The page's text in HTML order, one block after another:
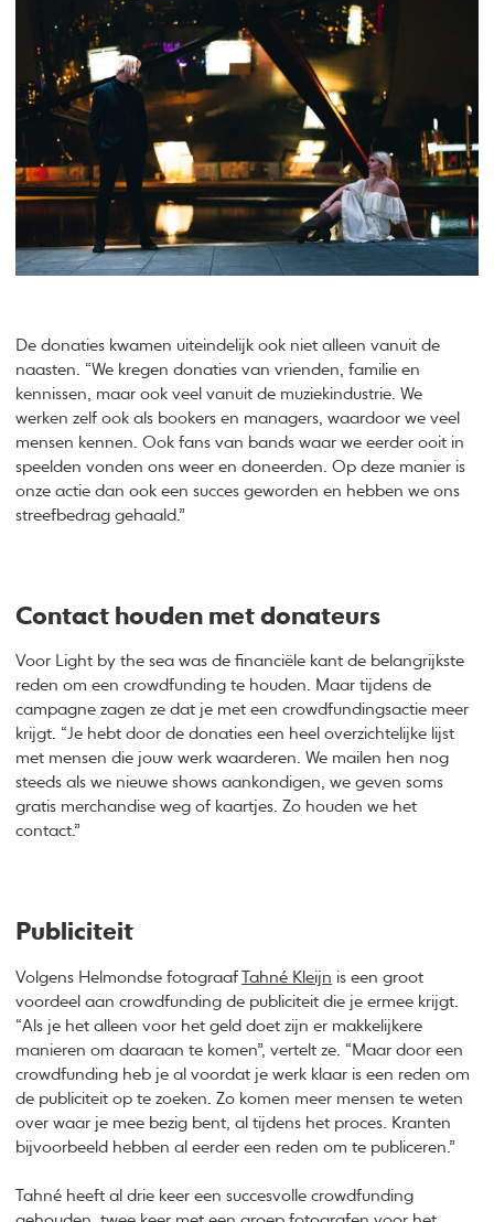
De donaties kwamen uiteindelijk ook niet alleen vanuit de
naasten. “We kregen donaties van vrienden, familie en
kennissen, maar ook veel vanuit de muziekindustrie. We
werken zelf ook als bookers en managers, waardoor we veel
mensen kennen. Ook fans van bands waar we eerder ooit in
speelden vonden ons weer en doneerden. Op deze manier is
onze actie dan ook een succes geworden en hebben we ons
streefbedrag gehaald.”
Contact houden met donateurs
Voor Light by the sea was de financiële kant de belangrijkste
reden om een crowdfunding te houden. Maar tijdens de
campagne zagen ze dat je met een crowdfundingsactie meer
krijgt. “Je hebt door de donaties een heel overzichtelijke lijst
met mensen die jouw werk waarderen. We mailen hen nog
steeds als we nieuwe shows aankondigen, we geven soms
gratis merchandise weg of kaartjes. Zo houden we het
contact.”
Publiciteit
Volgens Helmondse fotograaf Tahné Kleijn is een groot
voordeel aan crowdfunding de publiciteit die je ermee krijgt.
“Als je het alleen voor het geld doet zijn er makkelijkere
manieren om daaraan te komen”, vertelt ze. “Maar door een
crowdfunding heb je al voordat je werk klaar is een reden om
de publiciteit op te zoeken. Zo komen meer mensen te weten
over waar je mee bezig bent, al tijdens het proces. Kranten
bijvoorbeeld hebben al eerder een reden om te publiceren.”
Tahné heeft al drie keer een succesvolle crowdfunding